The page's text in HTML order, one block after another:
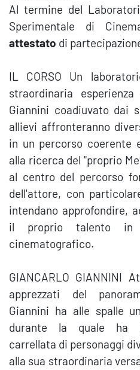
Al termine del
Sperimentale di
attestato di
IL CORSO Un
straordinaria
Giannini coadiuvato dai
allievi affronteranno
in un percorso coerente
alla ricerca del "proprio
al centro del percorso
dell'attore, con
intendano approfondire,
il proprio talento in
cinematografico.
GIANCARLO
apprezzati del
Giannini ha alle spalle
durante la quale ha
carrellata di personaggi
alla sua straordinaria